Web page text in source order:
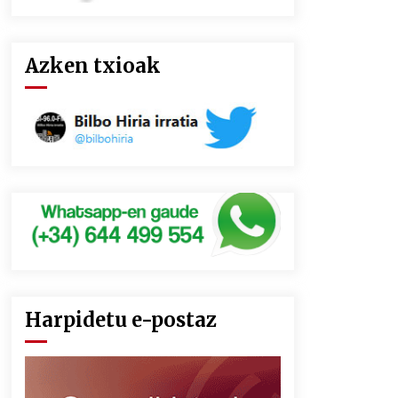
Azken txioak
Harpidetu e-postaz